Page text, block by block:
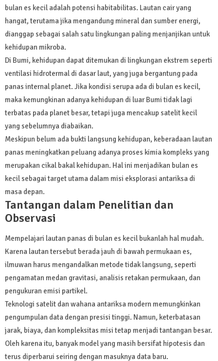
bulan es kecil adalah potensi habitabilitas. Lautan cair yang
hangat, terutama jika mengandung mineral dan sumber energi,
dianggap sebagai salah satu lingkungan paling menjanjikan untuk
kehidupan mikroba.
Di Bumi, kehidupan dapat ditemukan di lingkungan ekstrem seperti
ventilasi hidrotermal di dasar laut, yang juga bergantung pada
panas internal planet. Jika kondisi serupa ada di bulan es kecil,
maka kemungkinan adanya kehidupan di luar Bumi tidak lagi
terbatas pada planet besar, tetapi juga mencakup satelit kecil
yang sebelumnya diabaikan.
Meskipun belum ada bukti langsung kehidupan, keberadaan lautan
panas meningkatkan peluang adanya proses kimia kompleks yang
merupakan cikal bakal kehidupan. Hal ini menjadikan bulan es
kecil sebagai target utama dalam misi eksplorasi antariksa di
masa depan.
Tantangan dalam Penelitian dan
Observasi
Mempelajari lautan panas di bulan es kecil bukanlah hal mudah.
Karena lautan tersebut berada jauh di bawah permukaan es,
ilmuwan harus mengandalkan metode tidak langsung, seperti
pengamatan medan gravitasi, analisis retakan permukaan, dan
pengukuran emisi partikel.
Teknologi satelit dan wahana antariksa modern memungkinkan
pengumpulan data dengan presisi tinggi. Namun, keterbatasan
jarak, biaya, dan kompleksitas misi tetap menjadi tantangan besar.
Oleh karena itu, banyak model yang masih bersifat hipotesis dan
terus diperbarui seiring dengan masuknya data baru.